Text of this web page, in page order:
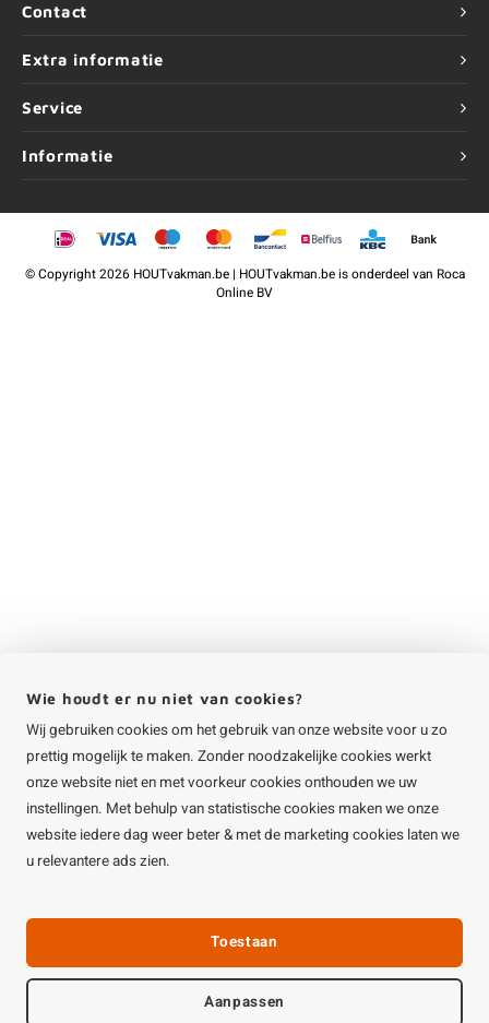
Contact
Extra informatie
Service
Informatie
©Copyright2026 HOUTvakman.be | HOUTvakman.be is onderdeel van Roca
Online BV
Wie houdt er nu niet van cookies?
Wij gebruiken cookies om het gebruik van onze website voor u zo
prettig mogelijk te maken. Zonder noodzakelijke cookies werkt
onze website niet en met voorkeur cookies onthouden we uw
instellingen. Met behulp van statistische cookies maken we onze
website iedere dag weer beter & met de marketing cookies laten we
u relevantere ads zien.
Toestaan
Aanpassen